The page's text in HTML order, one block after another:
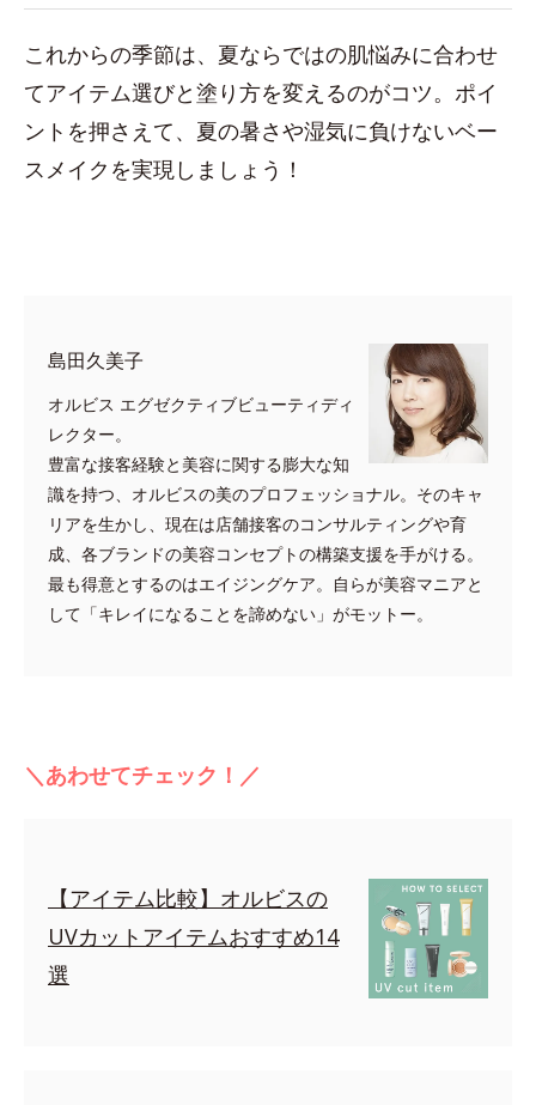
これからの季節は、夏ならではの肌悩みに合わせ
てアイテム選びと塗り方を変えるのがコツ。ポイ
ントを押さえて、夏の暑さや湿気に負けないベー
スメイクを実現しましょう！
島田久美子
オルビス エグゼクティブビューティディ
レクター。
豊富な接客経験と美容に関する膨大な知
識を持つ、オルビスの美のプロフェッショナル。そのキャ
リアを生かし、現在は店舗接客のコンサルティングや育
成、各ブランドの美容コンセプトの構築支援を手がける。
最も得意とするのはエイジングケア。自らが美容マニアと
して「キレイになることを諦めない」がモットー。
＼あわせてチェック！／
【アイテム比較】オルビスの
UVカットアイテムおすすめ14
選